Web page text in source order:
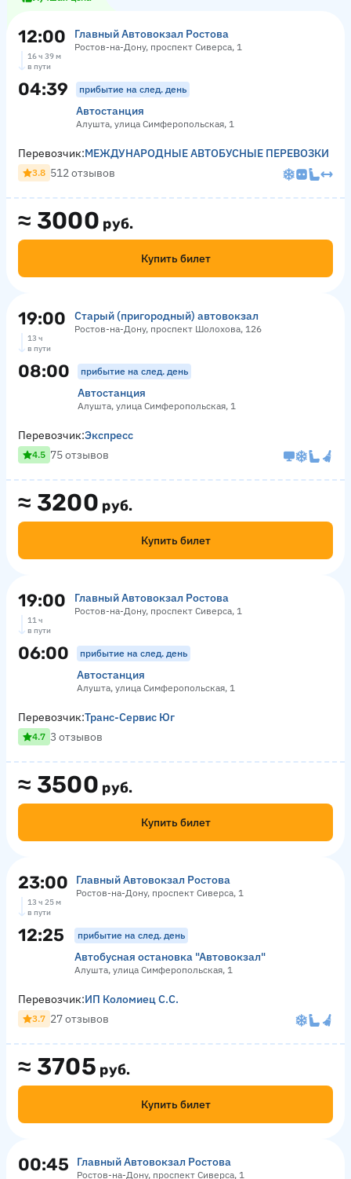
12:00 Главный Автовокзал Ростова
Ростов-на-Дону, проспект Сиверса, 1
16 ч 39 м
в пути
04:39 прибытие на след. день
Автостанция
Алушта, улица Симферопольская, 1
≈ 3000 руб.
Купить билет
Перевозчик:МЕЖДУНАРОДНЫЕ АВТОБУСНЫЕ ПЕРЕВОЗКИ
3.8 512 отзывов
19:00 Старый (пригородный) автовокзал
Ростов-на-Дону, проспект Шолохова, 126
13 ч
в пути
08:00 прибытие на след. день
Автостанция
Алушта, улица Симферопольская, 1
≈ 3200 руб.
Купить билет
Перевозчик:Экспресс
4.5 75 отзывов
19:00 Главный Автовокзал Ростова
Ростов-на-Дону, проспект Сиверса, 1
11 ч
в пути
06:00 прибытие на след. день
Автостанция
Алушта, улица Симферопольская, 1
≈ 3500 руб.
Купить билет
Перевозчик:Транс-Сервис Юг
4.7 3 отзывов
23:00 Главный Автовокзал Ростова
Ростов-на-Дону, проспект Сиверса, 1
13 ч 25 м
в пути
12:25 прибытие на след. день
Автобусная остановка "Автовокзал"
Алушта, улица Симферопольская, 1
≈ 3705 руб.
Купить билет
Перевозчик:ИП Коломиец С.С.
3.7 27 отзывов
00:45 Главный Автовокзал Ростова
Ростов-на-Дону, проспект Сиверса, 1